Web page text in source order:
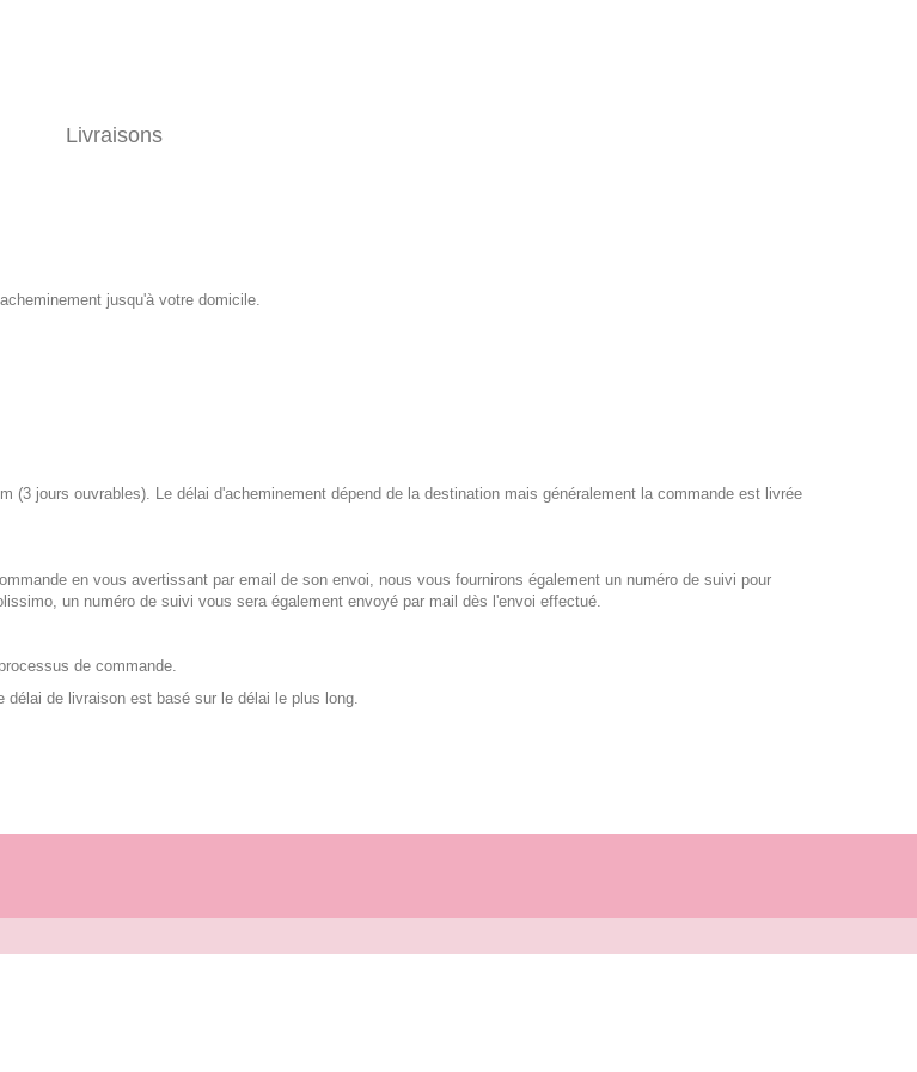
Livraisons
jusqu'à votre domicile.
(3 jours ouvrables). Le délai d'acheminement dépend de la destination mais généralement la commande est livrée
en vous avertissant par email de son envoi, nous vous fournirons également un numéro de suivi pour
un numéro de suivi vous sera également envoyé par mail dès l'envoi effectué.
de commande.
de livraison est basé sur le délai le plus long.